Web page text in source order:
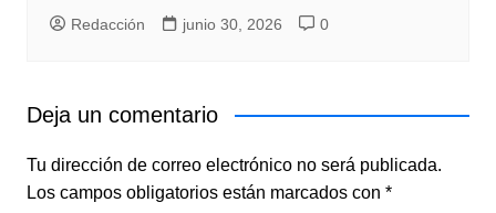
Redacción junio 30, 2026 0
Deja un comentario
Tu dirección de correo electrónico no será publicada.
Los campos obligatorios están marcados con *